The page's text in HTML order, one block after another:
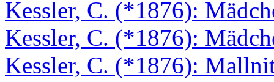
Kessler, C. (*1876):
Kessler, C. (*1876):
Kessler, C. (*1876):